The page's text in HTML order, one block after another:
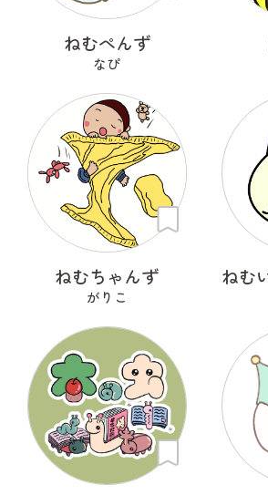
ねむぺんず
なぴ
ねむちゃんず
がりこ